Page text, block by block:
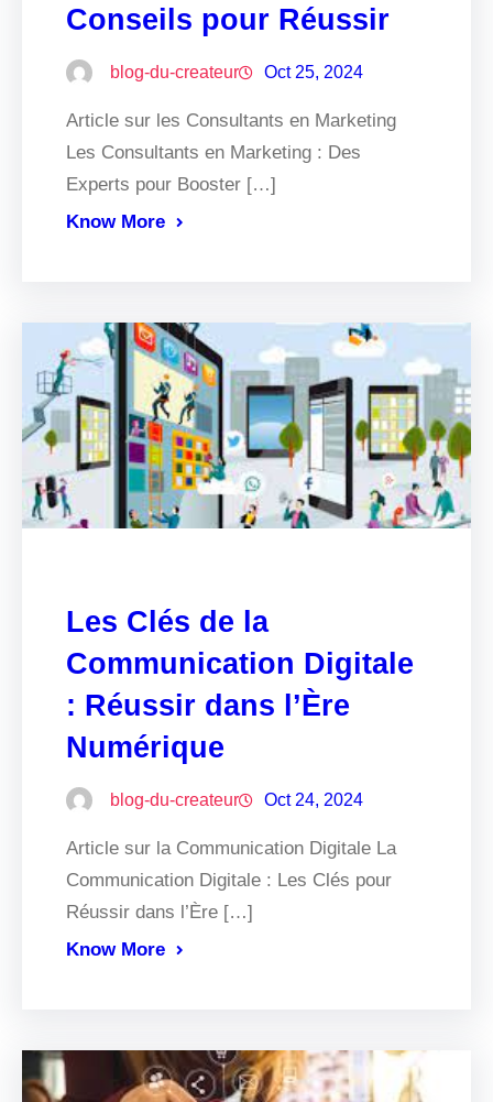
Conseils pour Réussir
blog-du-createur Oct 25, 2024
Article sur les Consultants en Marketing
Les Consultants en Marketing : Des
Experts pour Booster […]
Know More
Les Clés de la
Communication Digitale
: Réussir dans l’Ère
Numérique
blog-du-createur Oct 24, 2024
Article sur la Communication Digitale La
Communication Digitale : Les Clés pour
Réussir dans l’Ère […]
Know More